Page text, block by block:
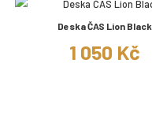
Deska ČAS Lion Black
1 050 Kč